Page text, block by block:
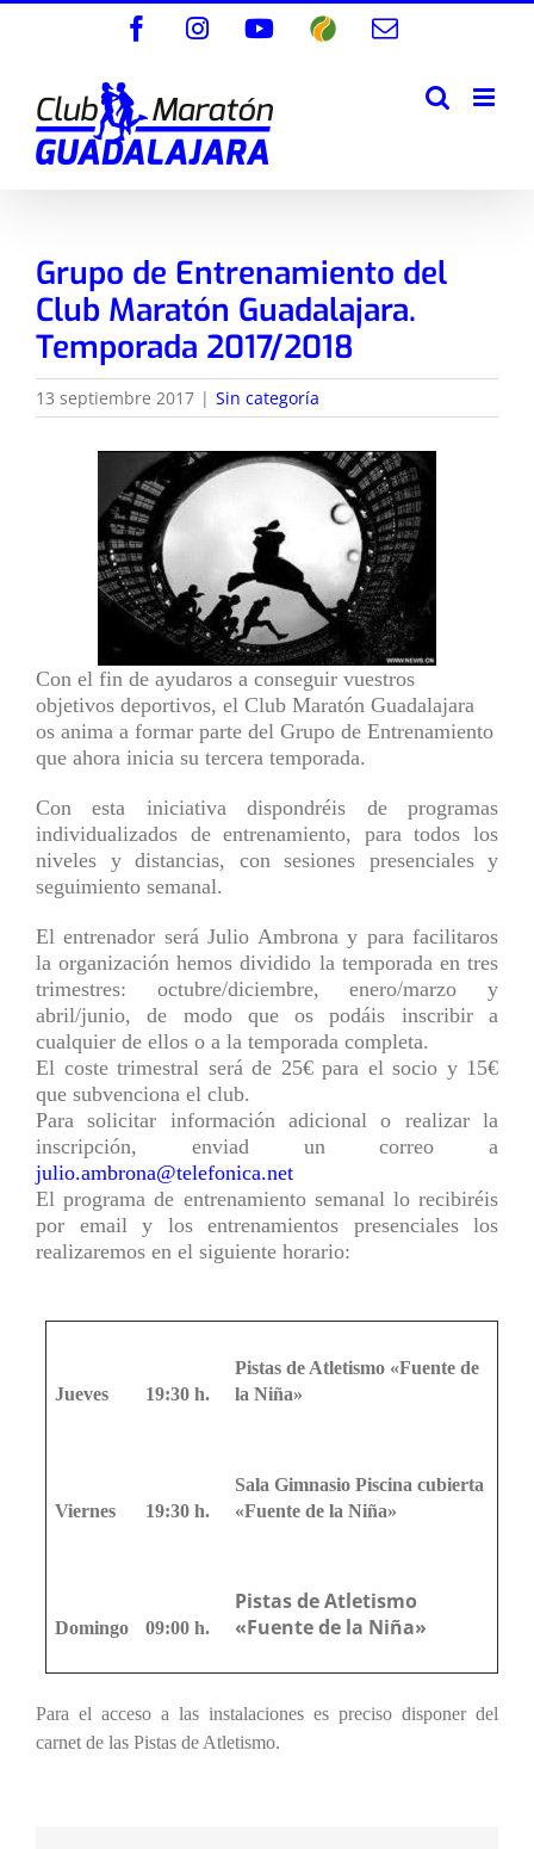
FacebookInstagramYouTube
WikilocCorreo
Grupo de Entrenamiento del
Club Maratón Guadalajara.
Temporada 2017/2018
13 septiembre 2017 | Sin categoría
Con el fin de ayudaros a conseguir vuestros
objetivos deportivos, el Club Maratón Guadalajara
os anima a formar parte del Grupo de Entrenamiento
que ahora inicia su tercera temporada.
Con esta iniciativa dispondréis de programas
individualizados de entrenamiento, para todos los
niveles y distancias, con sesiones presenciales y
seguimiento semanal.
El entrenador será Julio Ambrona y para facilitaros
la organización hemos dividido la temporada en tres
trimestres: octubre/diciembre, enero/marzo y
abril/junio, de modo que os podáis inscribir a
cualquier de ellos o a la temporada completa.
El coste trimestral será de 25€ para el socio y 15€
que subvenciona el club.
Para solicitar información adicional o realizar la
inscripción, enviad un correo a
julio.ambrona@telefonica.net
El programa de entrenamiento semanal lo recibiréis
por email y los entrenamientos presenciales los
realizaremos en el siguiente horario:
Jueves 19:30 h.
Pistas de Atletismo «Fuente de
la Niña»
Viernes 19:30 h.
Sala Gimnasio Piscina cubierta
«Fuente de la Niña»
Domingo 09:00 h.
Pistas de Atletismo
«Fuente de la Niña»
Para el acceso a las instalaciones es preciso disponer del
carnet de las Pistas de Atletismo.